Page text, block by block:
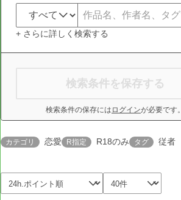
+ さらに詳しく検索する
検索条件を保存する
検索条件の保存には ログインが必要です。
カテゴリ 恋愛 R指定 R18のみ タグ 従者